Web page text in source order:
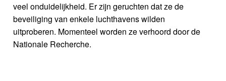
veel onduidelijkheid. Er zijn geruchten dat ze de
beveiliging van enkele luchthavens wilden
uitproberen. Momenteel worden ze verhoord door de
Nationale Recherche.